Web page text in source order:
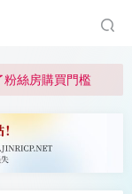
絲房購買門檻
它網盤均不支援
題報告